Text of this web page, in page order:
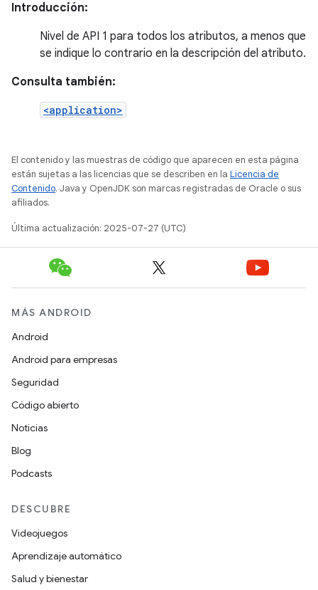
Introducción:
Nivel de API 1 para todos los atributos, a menos que
se indique lo contrario en la descripción del atributo.
Consulta también:
<application>
El contenido y las muestras de código que aparecen en esta página
están sujetas a las licencias que se describen en la Licencia de
Contenido. Java y OpenJDK son marcas registradas de Oracle o sus
afiliados.
Última actualización: 2025-07-27 (UTC)
MÁS ANDROID
Android
Android para empresas
Seguridad
Código abierto
Noticias
Blog
Podcasts
DESCUBRE
Videojuegos
Aprendizaje automático
Salud y bienestar